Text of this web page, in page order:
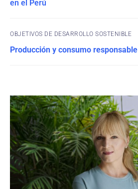
en el Perú
OBJETIVOS DE DESARROLLO SOSTENIBLE
Producción y consumo responsable